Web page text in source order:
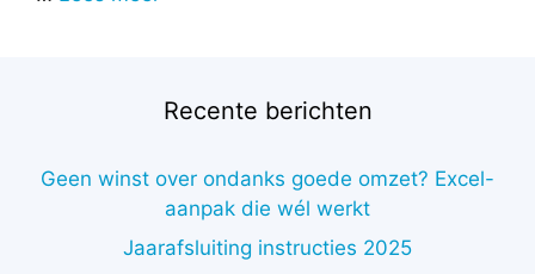
Recente berichten
Geen winst over ondanks goede omzet? Excel-
aanpak die wél werkt
Jaarafsluiting instructies 2025